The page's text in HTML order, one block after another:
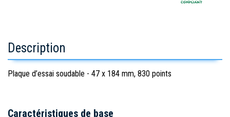
Description
Plaque d’essai soudable - 47 x 184 mm, 830 points
Caractéristiques de base